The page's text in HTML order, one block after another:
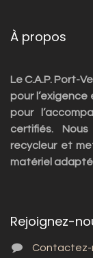
À propos
Le C.A.P. Port-
pour
pour
certifiés.
recycleur et
matériel
Rejoignez-
Contactez-